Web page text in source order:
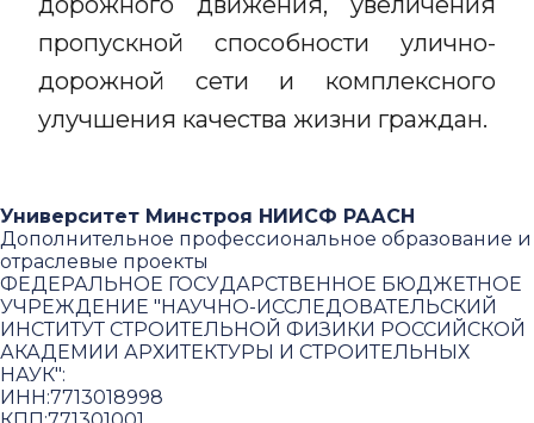
пропускной способности улично-
дорожной сети и комплексного
улучшения качества жизни граждан.
Университет Минстроя НИИСФ РААСН
Дополнительное профессиональное образование и
отраслевые проекты
ФЕДЕРАЛЬНОЕ ГОСУДАРСТВЕННОЕ БЮДЖЕТНОЕ
УЧРЕЖДЕНИЕ "НАУЧНО-ИССЛЕДОВАТЕЛЬСКИЙ
ИНСТИТУТ СТРОИТЕЛЬНОЙ ФИЗИКИ РОССИЙСКОЙ
АКАДЕМИИ АРХИТЕКТУРЫ И СТРОИТЕЛЬНЫХ
НАУК":
ИНН:7713018998